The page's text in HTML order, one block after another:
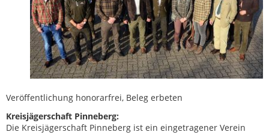
Veröffentlichung honorarfrei, Beleg erbeten
Kreisjägerschaft Pinneberg:
Die Kreisjägerschaft Pinneberg ist ein eingetragener Verein